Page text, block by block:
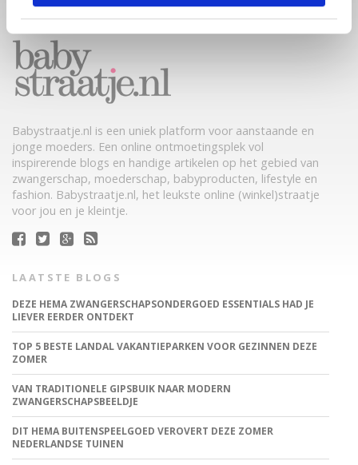
Babystraatje.nl is een uniek platform voor aanstaande en
jonge moeders. Een online ontmoetingsplek vol
inspirerende blogs en handige artikelen op het gebied van
zwangerschap, moederschap, babyproducten, lifestyle en
fashion. Babystraatje.nl, het leukste online (winkel)straatje
voor jou en je kleintje.
LAATSTE BLOGS
DEZE HEMA ZWANGERSCHAPSONDERGOED ESSENTIALS HAD JE
LIEVER EERDER ONTDEKT
TOP 5 BESTE LANDAL VAKANTIEPARKEN VOOR GEZINNEN DEZE
ZOMER
VAN TRADITIONELE GIPSBUIK NAAR MODERN
ZWANGERSCHAPSBEELDJE
DIT HEMA BUITENSPEELGOED VEROVERT DEZE ZOMER
NEDERLANDSE TUINEN